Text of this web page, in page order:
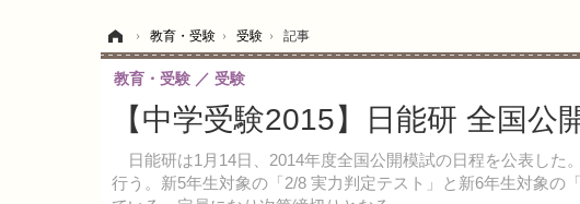
› 教育・受験 › 受験 › 記事
【中学受験2015】日能研 全国
日能研は1月14日、2014年度全国公開模試の日程を公表した
行う。新5年生対象の「2/8 実力判定テスト」と新6年生対象の
教育・受験 受験